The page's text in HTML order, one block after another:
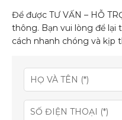
Để được TƯ VẤN – HỖ
thông. Bạn vui lòng để
cách nhanh chóng và kịp